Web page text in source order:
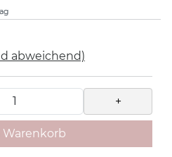
abweichend)
+
Warenkorb